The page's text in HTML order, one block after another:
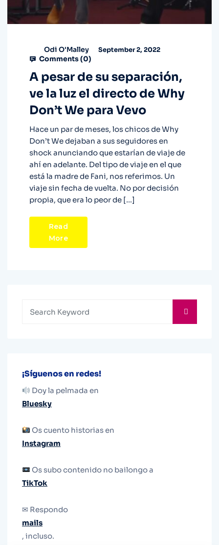
Odi O'Malley September 2, 2022
Comments (0)
A pesar de su separación,
ve la luz el directo de Why
Don’t We para Vevo
Hace un par de meses, los chicos de Why
Don’t We dejaban a sus seguidores en
shock anunciando que estarían de viaje de
ahí en adelante. Del tipo de viaje en el que
está la madre de Fani, nos referimos. Un
viaje sin fecha de vuelta. No por decisión
propia, que era lo peor de […]
Read
More
¡Síguenos en redes!
Doy la pelmada en
Bluesky
Os cuento historias en
Instagram
Os subo contenido no bailongo a
TikTok
✉ Respondo
mails
, incluso.